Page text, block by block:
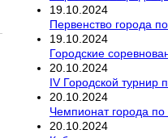
19 10 2024
Первенство города
19 10 2024
Городские
20 10 2024
IV Городской
20 10 2024
Чемпионат города по
20 10 2024